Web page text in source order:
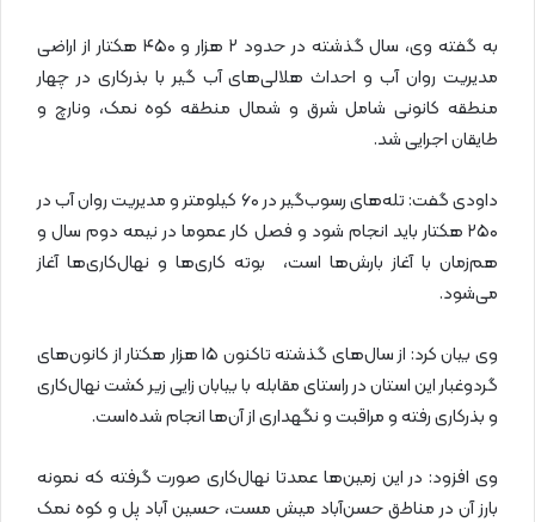
به گفته وی، سال گذشته در حدود ۲ هزار و ۴۵۰ هکتار از اراضی
مدیریت روان آب و احداث هلالی‌های آب گیر با بذرکاری در چهار
منطقه کانونی شامل شرق و شمال منطقه کوه نمک، ونارچ و
طایقان اجرایی شد.
داودی گفت: تله‌های رسوب‌گیر در ۶۰ کیلومتر و مدیریت روان آب در
۲۵۰ هکتار باید انجام شود و فصل کار عموما در نیمه دوم سال و
هم‌زمان با آغاز بارش‌ها است، بوته کاری‌ها و نهال‌کاری‌ها آغاز
می‌شود.
وی بیان کرد: از سال‌های گذشته تاکنون ۱۵ هزار هکتار از کانون‌های
گردوغبار این استان در راستای مقابله با بیابان زایی زیر کشت نهال‌کاری
و بذرکاری رفته و مراقبت و نگهداری از آن‌ها انجام شده‌است.
وی افزود: در این زمین‌ها عمدتا نهال‌کاری صورت گرفته که نمونه
بارز آن در مناطق حسن‌آباد میش مست، حسین آباد پل و کوه نمک